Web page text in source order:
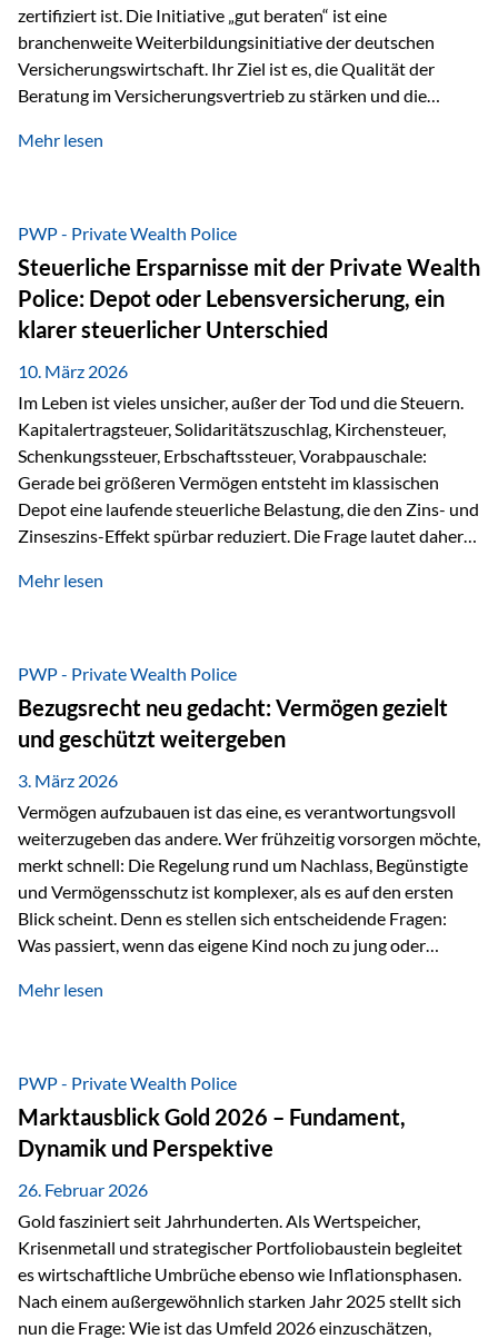
zertifiziert ist. Die Initiative „gut beraten“ ist eine
branchenweite Weiterbildungsinitiative der deutschen
Versicherungswirtschaft. Ihr Ziel ist es, die Qualität der
Beratung im Versicherungsvertrieb zu stärken und die
Personen transparent zu dokumentieren. Seit der
Stunden pro Jahr für vertrieblich tätige Personen in der
Versicherungsbranche. Über die Weiterbildungsdatenbank
von „gut beraten“ können absolvierte Bildungsmaßnahmen
zentral erfasst und dokumentiert werden. „gut beraten“
zertifiziert Als zertifizierter Bildungsanbieter können unsere
Webinare nun für die…
Mehr lesen
PWP - Private Wealth Police
Steuerliche Ersparnisse mit der Private Wealth
Police: Depot oder Lebensversicherung, ein
klarer steuerlicher Unterschied
10. März 2026
Im Leben ist vieles unsicher, außer der Tod und die Steuern.
Kapitalertragsteuer, Solidaritätszuschlag, Kirchensteuer,
Schenkungssteuer, Erbschaftssteuer, Vorabpauschale:
Gerade bei größeren Vermögen entsteht im klassischen
Depot eine laufende steuerliche Belastung, die den Zins- und
Zinseszins-Effekt spürbar reduziert. Die Frage lautet daher:
nicht laufend Kapital entziehen – sondern möglichst lange im
Privatdepot fallen an: Abgeltungssteuer Fondsbesteuerung
(Vorabpauschale, Teilfreistellung) Kein steuerlicher Abzug
der Vermögensverwaltungs-Gebühren /
Depotbankgebühren Jährliches Steuerreporting erforderlich
Zinsen, Dividenden und Kursgewinne werden laufend
besteuert.
Mehr lesen
PWP - Private Wealth Police
Bezugsrecht neu gedacht: Vermögen gezielt
und geschützt weitergeben
3. März 2026
Vermögen aufzubauen ist das eine, es verantwortungsvoll
weiterzugeben das andere. Wer frühzeitig vorsorgen möchte,
merkt schnell: Die Regelung rund um Nachlass, Begünstigte
und Vermögensschutz ist komplexer, als es auf den ersten
Blick scheint. Denn es stellen sich entscheidende Fragen:
Was passiert, wenn das eigene Kind noch zu jung oder
verwalten? Wie kann verhindert werden, dass Ex-Partner,
unbürokratisch übertragen, ohne ausschließlich auf ein
Testament angewiesen zu sein? Wenn klassische Lösungen
nicht ausreichen Traditionelle Nachlassregelungen stoßen
oft…
Mehr lesen
PWP - Private Wealth Police
Marktausblick Gold 2026 – Fundament,
Dynamik und Perspektive
26. Februar 2026
Gold fasziniert seit Jahrhunderten. Als Wertspeicher,
Krisenmetall und strategischer Portfoliobaustein begleitet
es wirtschaftliche Umbrüche ebenso wie Inflationsphasen.
Nach einem außergewöhnlich starken Jahr 2025 stellt sich
nun die Frage: Wie ist das Umfeld 2026 einzuschätzen,